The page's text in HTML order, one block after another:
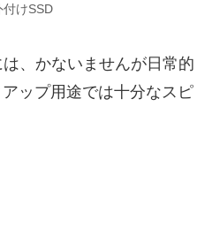
付けSSD
、かないませんが日常的
ップ用途では十分なスピ